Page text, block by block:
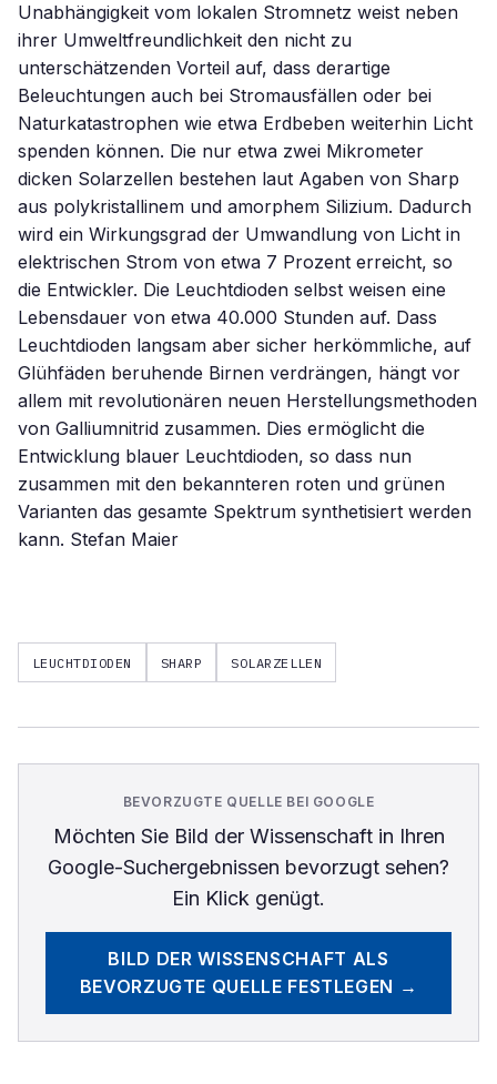
Unabhängigkeit vom lokalen Stromnetz weist neben
ihrer Umweltfreundlichkeit den nicht zu
unterschätzenden Vorteil auf, dass derartige
Beleuchtungen auch bei Stromausfällen oder bei
Naturkatastrophen wie etwa Erdbeben weiterhin Licht
spenden können. Die nur etwa zwei Mikrometer
dicken Solarzellen bestehen laut Agaben von Sharp
aus polykristallinem und amorphem Silizium. Dadurch
wird ein Wirkungsgrad der Umwandlung von Licht in
elektrischen Strom von etwa 7 Prozent erreicht, so
die Entwickler. Die Leuchtdioden selbst weisen eine
Lebensdauer von etwa 40.000 Stunden auf. Dass
Leuchtdioden langsam aber sicher herkömmliche, auf
Glühfäden beruhende Birnen verdrängen, hängt vor
allem mit revolutionären neuen Herstellungsmethoden
von Galliumnitrid zusammen. Dies ermöglicht die
Entwicklung blauer Leuchtdioden, so dass nun
zusammen mit den bekannteren roten und grünen
Varianten das gesamte Spektrum synthetisiert werden
kann. Stefan Maier
LEUCHTDIODEN SHARP SOLARZELLEN
BEVORZUGTE QUELLE BEI GOOGLE
Möchten Sie Bild der Wissenschaftin Ihren
Google-Suchergebnissen bevorzugt sehen?
Ein Klick genügt.
BILD DER WISSENSCHAFT ALS
BEVORZUGTE QUELLE FESTLEGEN →